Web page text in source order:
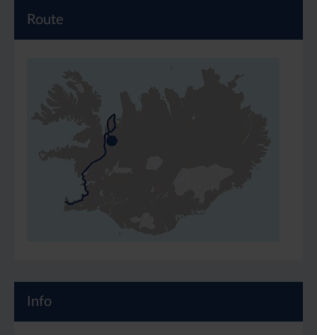
Route
Info